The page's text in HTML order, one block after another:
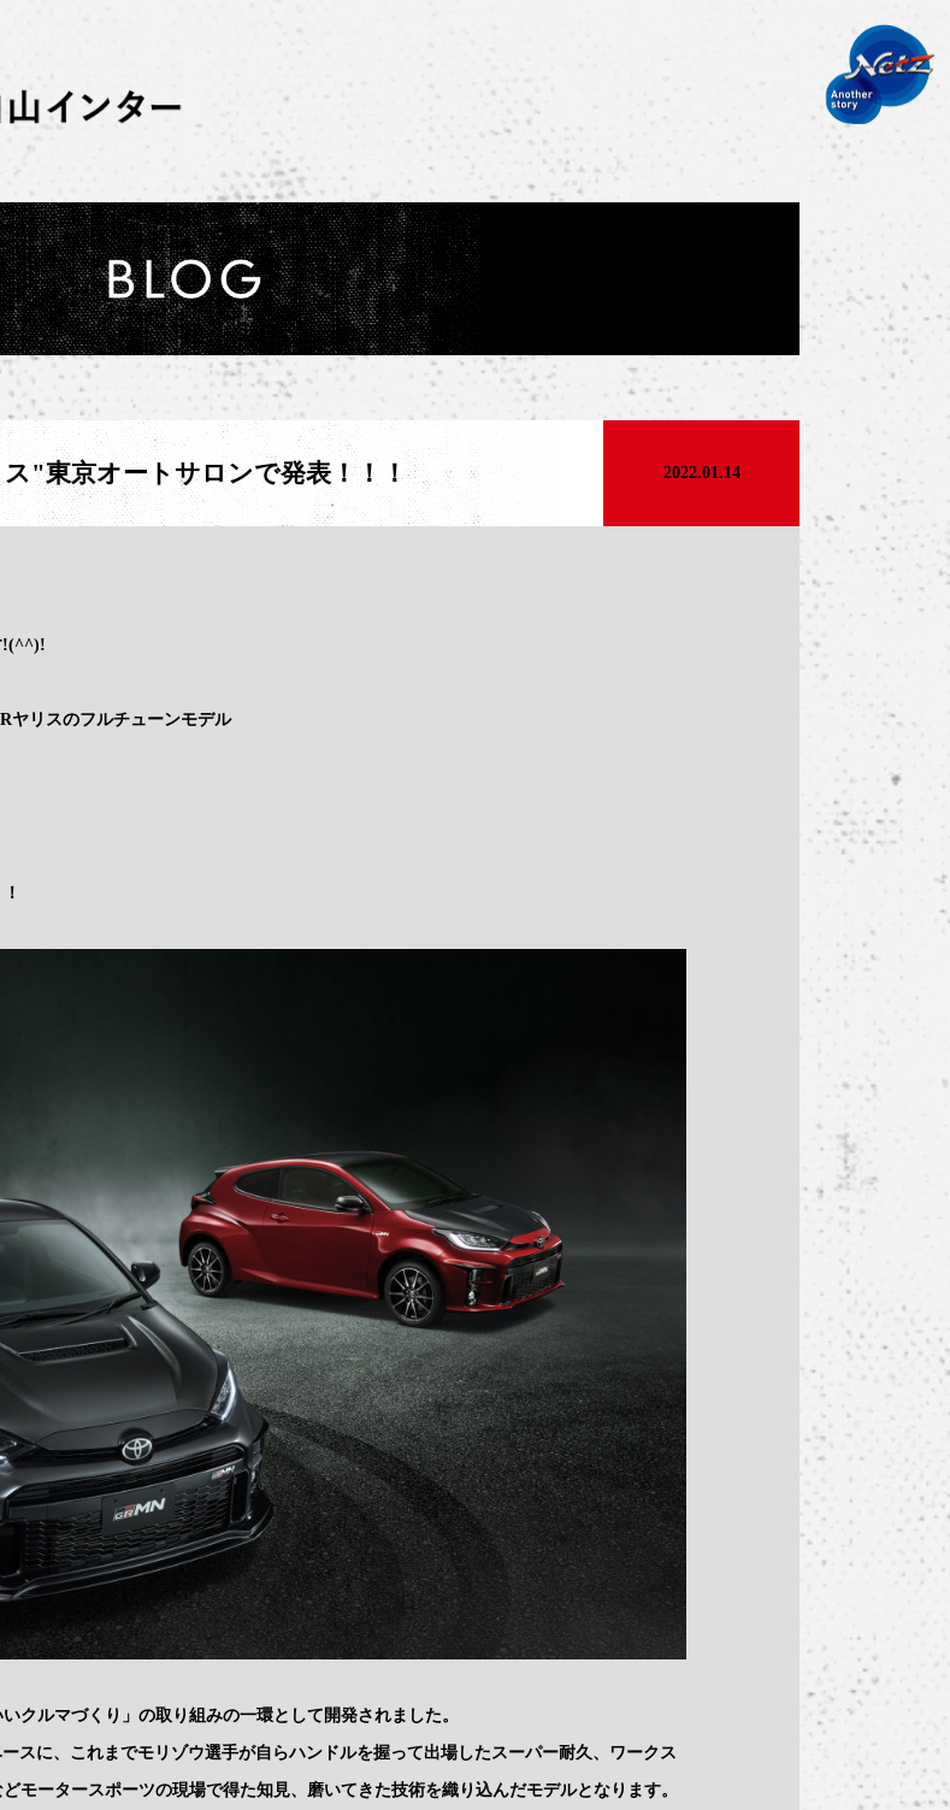
"東京オートサロンで発表！！！ 2022.01.14
!(^^)!
ヤリスのフルチューンモデル
クルマづくり」の取り組みの一環として開発されました。
スに、これまでモリゾウ選手が自らハンドルを握って出場したスーパー耐久、ワークス
モータースポーツの現場で得た知見、磨いてきた技術を織り込んだモデルとなります。